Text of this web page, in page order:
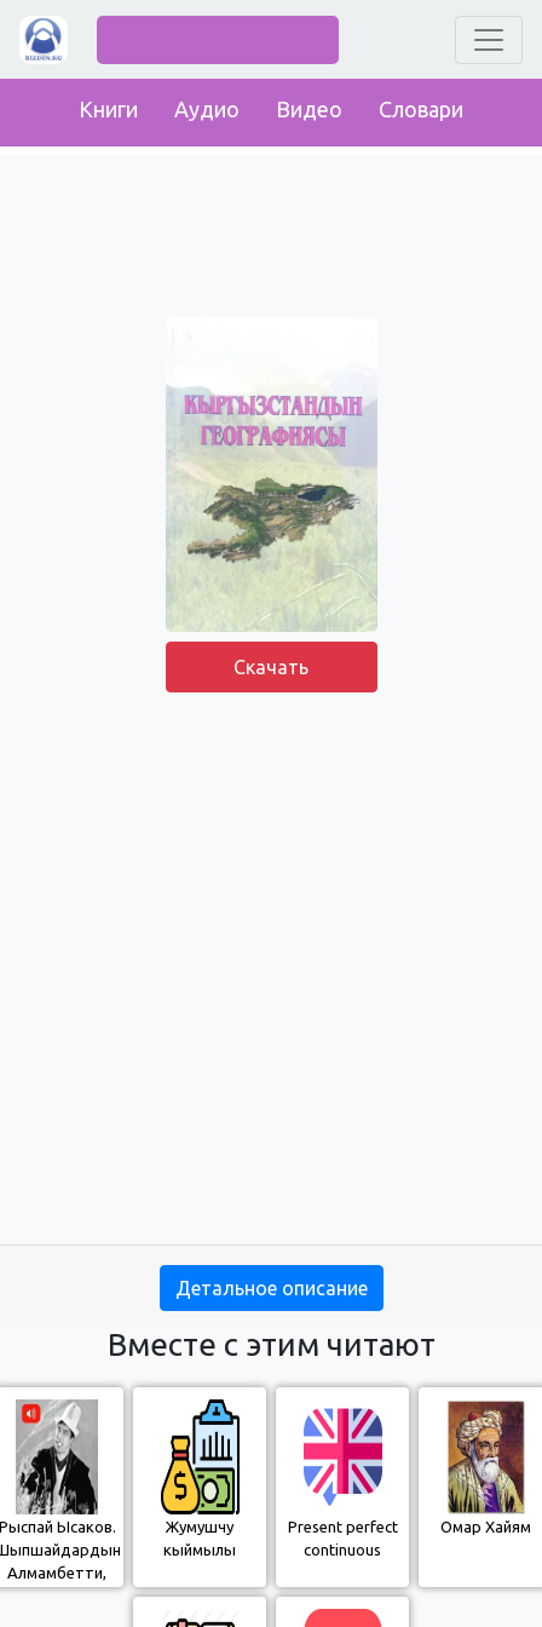
Книги Аудио Видео Словари
Скачать
Детальное описание
Вместе с этим читают
Ысаков.
Алмамбетти,
Чубакты,
Жумушчу
кыймылы
Present perfect
continuous
Омар Хайям